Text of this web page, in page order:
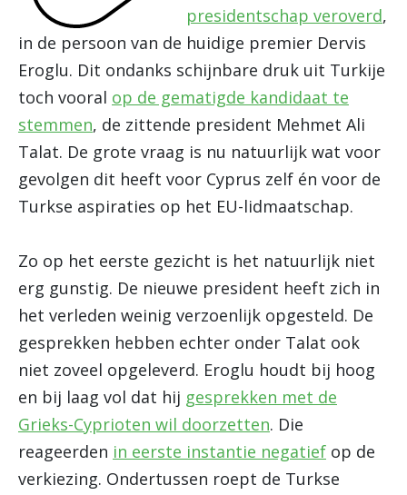
presidentschap veroverd,
in de persoon van de huidige premier Dervis
Eroglu. Dit ondanks schijnbare druk uit Turkije
toch vooral op de gematigde kandidaat te
stemmen, de zittende president Mehmet Ali
Talat. De grote vraag is nu natuurlijk wat voor
gevolgen dit heeft voor Cyprus zelf én voor de
Turkse aspiraties op het EU-lidmaatschap.
Zo op het eerste gezicht is het natuurlijk niet
erg gunstig. De nieuwe president heeft zich in
het verleden weinig verzoenlijk opgesteld. De
gesprekken hebben echter onder Talat ook
niet zoveel opgeleverd. Eroglu houdt bij hoog
en bij laag vol dat hij gesprekken met de
Grieks-Cyprioten wil doorzetten. Die
reageerden in eerste instantie negatief op de
verkiezing. Ondertussen roept de Turkse